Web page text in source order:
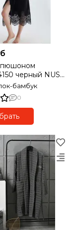
черный NUSA
бамбук
0